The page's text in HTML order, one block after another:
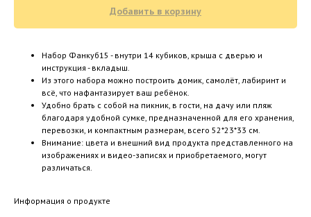
Добавить в корзину
Набор Фанкуб15 - внутри 14 кубиков, крыша с дверью и
инструкция - вкладыш.
Из этого набора можно построить домик, самолёт, лабиринт и
всё, что нафантазирует ваш ребёнок.
Удобно брать с собой на пикник, в гости, на дачу или пляж
благодаря удобной сумке, предназначенной для его хранения,
перевозки, и компактным размерам, всего 52*23*33 см.
Внимание: цвета и внешний вид продукта представленного на
изображениях и видео-записях и приобретаемого, могут
различаться.
Информация о продукте